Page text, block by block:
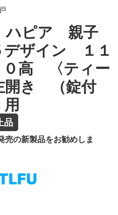
ハピア 親子
ザイン １１
高 〈ティー
開き （錠付
品
の新製品をお勧めしま